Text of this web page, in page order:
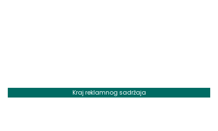
Kraj reklamnog sadržaja